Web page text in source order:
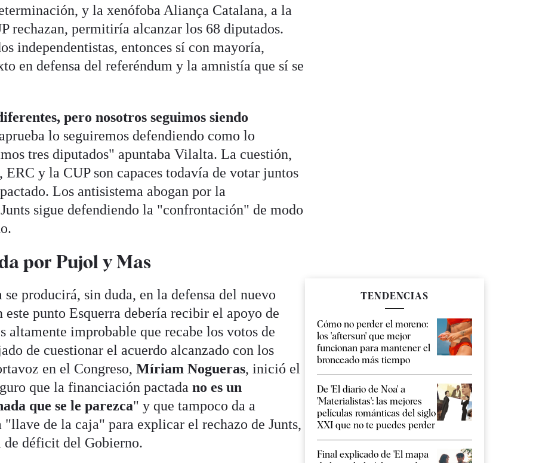
y la xenófoba Aliança Catalana, a la
rechazan, permitiría alcanzar los 68 diputados.
independentistas, entonces sí con mayoría,
en defensa del referéndum y la amnistía que sí se
pero nosotros seguimos siendo
lo seguiremos defendiendo como lo
tres diputados" apuntaba Vilalta. La cuestión,
ERC y la CUP son capaces todavía de votar juntos
Los antisistema abogan por la
sigue defendiendo la "confrontación" de modo
por Pujol y Mas
producirá, sin duda, en la defensa del nuevo
punto Esquerra debería recibir el apoyo de
altamente improbable que recabe los votos de
de cuestionar el acuerdo alcanzado con los
en el Congreso,Míriam Nogueras, inició el
que la financiación pactadano es un
que se le parezca" y que tampoco da a
de la caja" para explicar el rechazo de Junts,
de déficit del Gobierno.
TENDENCIAS
Cómo no perder el moreno:
los 'aftersun' que mejor
funcionan para mantener el
bronceado más tiempo
De 'El diario de Noa' a
'Materialistas': las mejores
películas románticas del siglo
XXI que no te puedes perder
Final explicado de 'El mapa